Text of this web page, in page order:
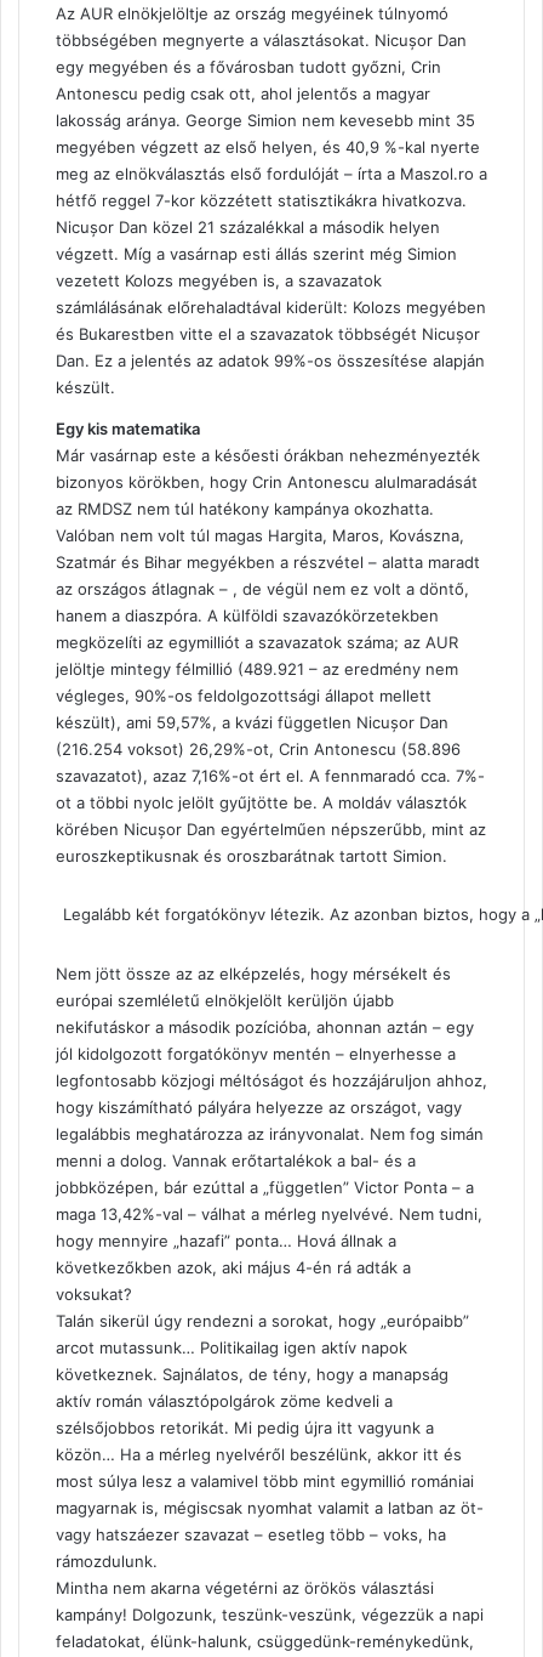
Az AUR elnökjelöltje az ország megyéinek túlnyomó
többségében megnyerte a választásokat. Nicușor Dan
egy megyében és a fővárosban tudott győzni, Crin
Antonescu pedig csak ott, ahol jelentős a magyar
lakosság aránya. George Simion nem kevesebb mint 35
megyében végzett az első helyen, és 40,9 %-kal nyerte
meg az elnökválasztás első fordulóját – írta a Maszol.ro a
hétfő reggel 7-kor közzétett statisztikákra hivatkozva.
Nicușor Dan közel 21 százalékkal a második helyen
végzett. Míg a vasárnap esti állás szerint még Simion
vezetett Kolozs megyében is, a szavazatok
számlálásának előrehaladtával kiderült: Kolozs megyében
és Bukarestben vitte el a szavazatok többségét Nicușor
Dan. Ez a jelentés az adatok 99%-os összesítése alapján
készült.
Egy kis matematika
Már vasárnap este a későesti órákban nehezményezték
bizonyos körökben, hogy Crin Antonescu alulmaradását
az RMDSZ nem túl hatékony kampánya okozhatta.
Valóban nem volt túl magas Hargita, Maros, Kovászna,
Szatmár és Bihar megyékben a részvétel – alatta maradt
az országos átlagnak – , de végül nem ez volt a döntő,
hanem a diaszpóra. A külföldi szavazókörzetekben
megközelíti az egymilliót a szavazatok száma; az AUR
jelöltje mintegy félmillió (489.921 – az eredmény nem
végleges, 90%-os feldolgozottsági állapot mellett
készült), ami 59,57%, a kvázi független Nicușor Dan
(216.254 voksot) 26,29%-ot, Crin Antonescu (58.896
szavazatot), azaz 7,16%-ot ért el. A fennmaradó cca. 7%-
ot a többi nyolc jelölt gyűjtötte be. A moldáv választók
körében Nicușor Dan egyértelműen népszerűbb, mint az
euroszkeptikusnak és oroszbarátnak tartott Simion.
Legalább két forgatókönyv létezik. Az azonban biztos, hogy a
Nem jött össze az az elképzelés, hogy mérsékelt és
európai szemléletű elnökjelölt kerüljön újabb
nekifutáskor a második pozícióba, ahonnan aztán – egy
jól kidolgozott forgatókönyv mentén – elnyerhesse a
legfontosabb közjogi méltóságot és hozzájáruljon ahhoz,
hogy kiszámítható pályára helyezze az országot, vagy
legalábbis meghatározza az irányvonalat. Nem fog simán
menni a dolog. Vannak erőtartalékok a bal- és a
jobbközépen, bár ezúttal a „független” Victor Ponta – a
maga 13,42%-val – válhat a mérleg nyelvévé. Nem tudni,
hogy mennyire „hazafi” ponta… Hová állnak a
következőkben azok, aki május 4-én rá adták a
voksukat?
Talán sikerül úgy rendezni a sorokat, hogy „európaibb”
arcot mutassunk… Politikailag igen aktív napok
következnek. Sajnálatos, de tény, hogy a manapság
aktív román választópolgárok zöme kedveli a
szélsőjobbos retorikát. Mi pedig újra itt vagyunk a
közön… Ha a mérleg nyelvéről beszélünk, akkor itt és
most súlya lesz a valamivel több mint egymillió romániai
magyarnak is, mégiscsak nyomhat valamit a latban az öt-
vagy hatszáezer szavazat – esetleg több – voks, ha
rámozdulunk.
Mintha nem akarna végetérni az örökös választási
kampány! Dolgozunk, teszünk-veszünk, végezzük a napi
feladatokat, élünk-halunk, csüggedünk-reménykedünk,